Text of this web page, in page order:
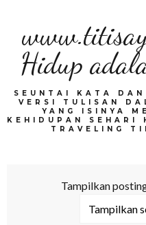
Hidup
SEUNTAI KATA
VERSI TULISAN
YANG ISINYA
KEHIDUPAN SEHARI
TRAVELING
Tampilkan
Tampilkan